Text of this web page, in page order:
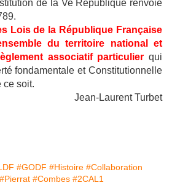
de la Ve République renvoie
Lois de la République Française
du territoire national et
associatif particulier qui
fondamentale et Constitutionnelle
ce soit.
Jean-Laurent Turbet
#GODF #Histoire #Collaboration
#Pierrat #Combes #2CAL1